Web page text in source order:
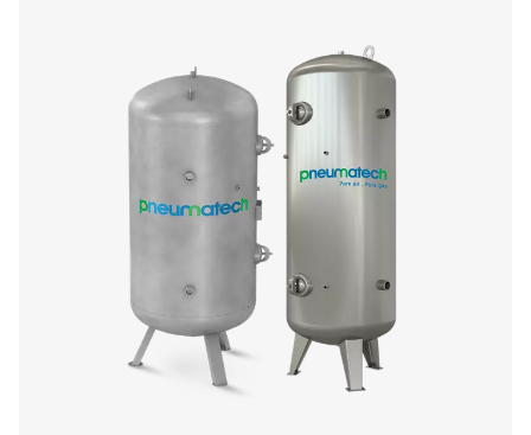
Trykluftsledning
Trykluftrørsystemer er afgørende for effektiv fordeling
industrianlæg. Et veldesignet rørsystem minimerer
forhindrer kontaminering og sikrer pålidelig
og arbejdsstationer. Valg af rørføringsmaterialer og -
kvalitet kan have en betydelig indvirkning på
systemets ydeevne og de langsigtede